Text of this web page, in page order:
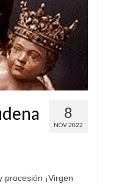
8
NOV 2022
procesión ¡Virgen